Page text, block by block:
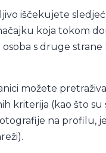
iščekujete
koja tokom
s druge strane
možete
kriterija (kao što su
na profilu,